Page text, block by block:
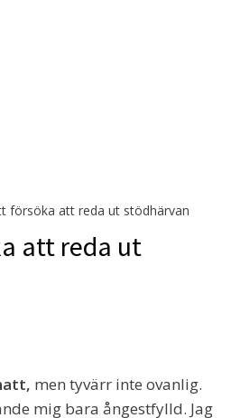
försöka att reda ut stödhärvan
att reda ut
men tyvärr inte ovanlig.
mig bara ångestfylld. Jag